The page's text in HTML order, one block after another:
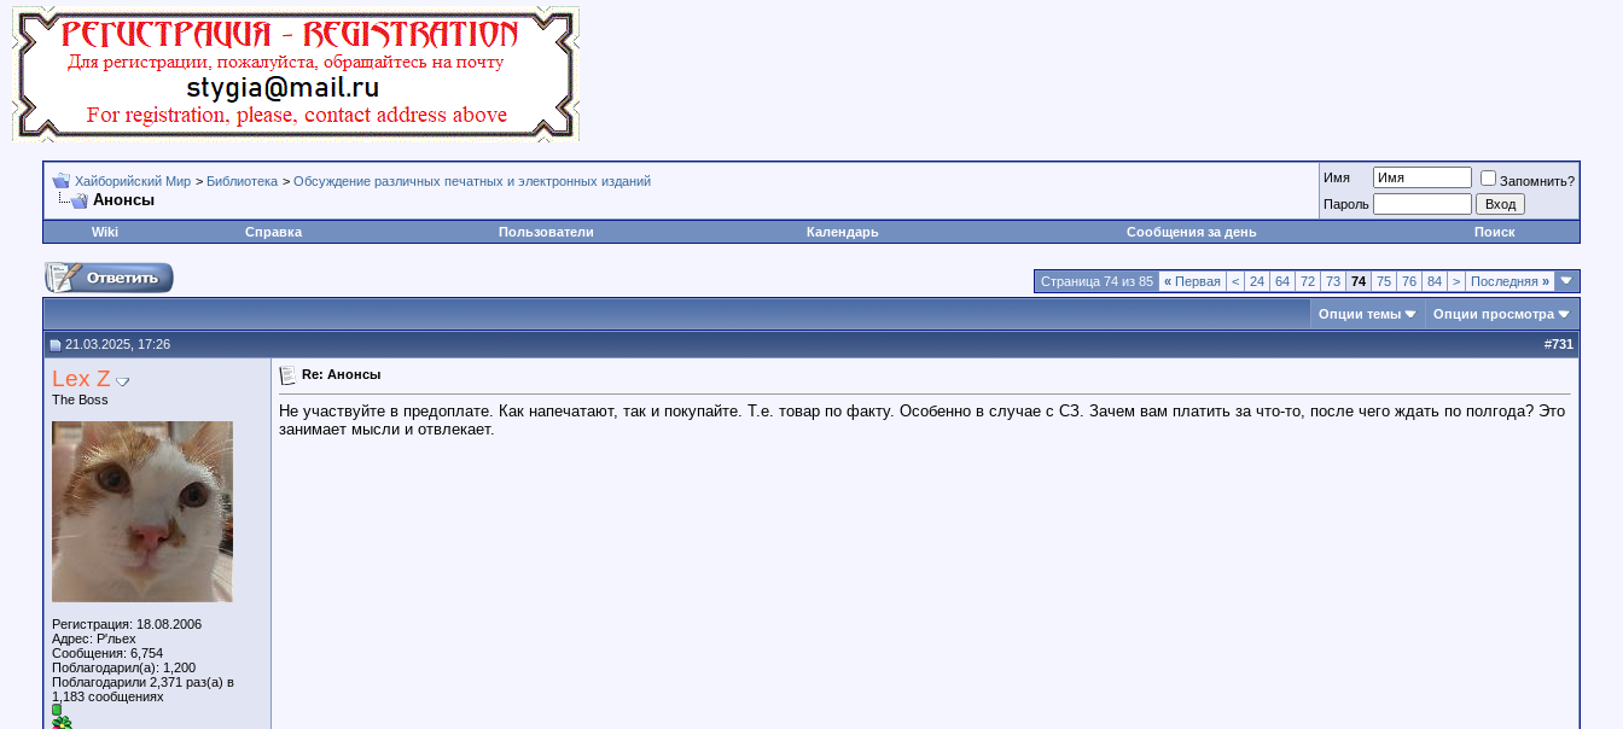
Хайборийский Мир > Библиотека > Обсуждение различных печатных и электронных изданий
Анонсы
Имя
Запомнить?
Пароль
Wiki
Справка Пользователи Календарь Сообщения за день Поиск
Страница 74 из 85 « Первая < 24 64 72 73 74 75 76 84 > Последняя »
Опции темы Опции просмотра
21.03.2025, 17:26 #731
Lex Z
The Boss
Регистрация: 18.08.2006
Адрес: Р'льех
Сообщения: 6,754
Поблагодарил(а): 1,200
Поблагодарили 2,371 раз(а) в
1,183 сообщениях
Re: Анонсы
Не участвуйте в предоплате. Как напечатают, так и покупайте. Т.е. товар по факту. Особенно в случае с СЗ. Зачем вам платить за что-то, после чего ждать по полгода? Это
занимает мысли и отвлекает.